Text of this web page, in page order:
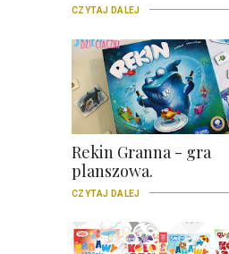
CZYTAJ DALEJ
Rekin Granna - gra
planszowa.
CZYTAJ DALEJ